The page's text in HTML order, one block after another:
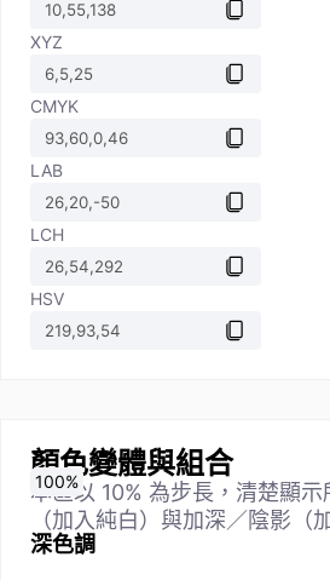
XYZ
CMYK
LAB
LCH
HSV
顏色變體與組合
本區以 10% 為步長，清楚顯
（加入純白）與加深／陰影（
深色調
0%
10%
20%
30%
40%
50%
60%
70%
80%
90%
100%